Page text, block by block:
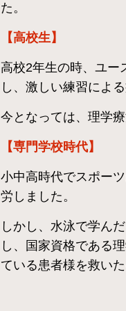
た。
【高校生】
高校2年生の時、ユー
し、激しい練習によ
今となっては、理学
​【専門学校時代】
小中高時代でスポー
労しました。
しかし、水泳で学ん
し、国家資格である
ている患者様を救い